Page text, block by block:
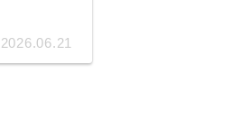
2026.06.21